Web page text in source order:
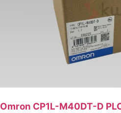
Omron CP1L-M40DT-D